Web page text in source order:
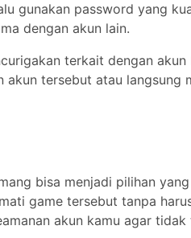
gunakan password yang
dengan akun lain.
terkait dengan akun
akun tersebut atau langsung
bisa menjadi pilihan
game tersebut tanpa
akun kamu agar